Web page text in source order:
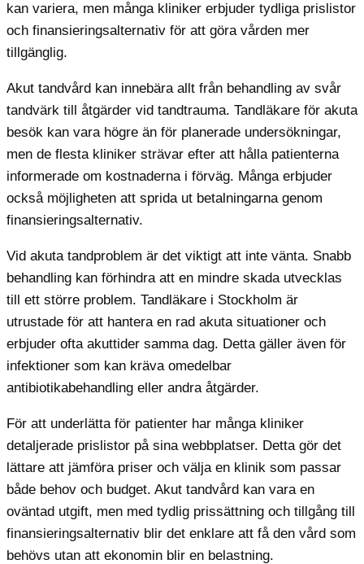
kan variera, men många kliniker erbjuder tydliga prislistor
och finansieringsalternativ för att göra vården mer
tillgänglig.
Akut tandvård kan innebära allt från behandling av svår
tandvärk till åtgärder vid tandtrauma. Tandläkare för akuta
besök kan vara högre än för planerade undersökningar,
men de flesta kliniker strävar efter att hålla patienterna
informerade om kostnaderna i förväg. Många erbjuder
också möjligheten att sprida ut betalningarna genom
finansieringsalternativ.
Vid akuta tandproblem är det viktigt att inte vänta. Snabb
behandling kan förhindra att en mindre skada utvecklas
till ett större problem. Tandläkare i Stockholm är
utrustade för att hantera en rad akuta situationer och
erbjuder ofta akuttider samma dag. Detta gäller även för
infektioner som kan kräva omedelbar
antibiotikabehandling eller andra åtgärder.
För att underlätta för patienter har många kliniker
detaljerade prislistor på sina webbplatser. Detta gör det
lättare att jämföra priser och välja en klinik som passar
både behov och budget. Akut tandvård kan vara en
oväntad utgift, men med tydlig prissättning och tillgång till
finansieringsalternativ blir det enklare att få den vård som
behövs utan att ekonomin blir en belastning.